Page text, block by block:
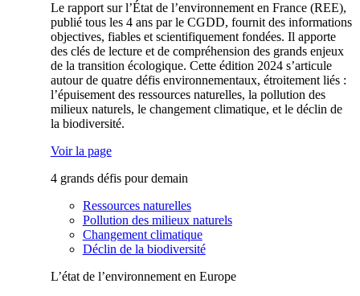
Le rapport sur l’État de l’environnement en France (REE),
publié tous les 4 ans par le CGDD, fournit des informations
objectives, fiables et scientifiquement fondées. Il apporte
des clés de lecture et de compréhension des grands enjeux
de la transition écologique. Cette édition 2024 s’articule
autour de quatre défis environnementaux, étroitement liés :
l’épuisement des ressources naturelles, la pollution des
milieux naturels, le changement climatique, et le déclin de
la biodiversité.
Voir la page
4 grands défis pour demain
Ressources naturelles
Pollution des milieux naturels
Changement climatique
Déclin de la biodiversité
L’état de l’environnement en Europe